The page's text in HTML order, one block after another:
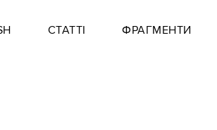
СТАТТІ ФРАГМЕНТИ